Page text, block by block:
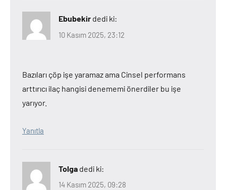
Ebubekir dedi ki:
10 Kasım 2025, 23:12
Bazıları çöp işe yaramaz ama Cinsel performans
arttırıcı ilaç hangisi denememi önerdiler bu işe
yarıyor.
Yanıtla
Tolga dedi ki:
14 Kasım 2025, 09:28